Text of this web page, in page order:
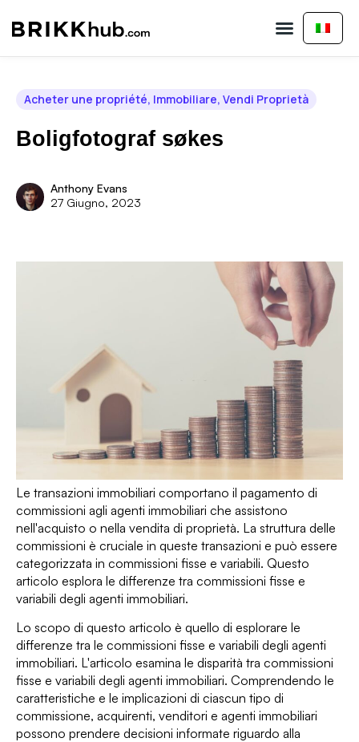
Acheter une propriété, Immobiliare, Vendi Proprietà
Boligfotograf søkes
Anthony Evans
27 Giugno, 2023
Le transazioni immobiliari comportano il pagamento di
commissioni agli agenti immobiliari che assistono
nell'acquisto o nella vendita di proprietà. La struttura delle
commissioni è cruciale in queste transazioni e può essere
categorizzata in commissioni fisse e variabili. Questo
articolo esplora le differenze tra commissioni fisse e
variabili degli agenti immobiliari.
Lo scopo di questo articolo è quello di esplorare le
differenze tra le commissioni fisse e variabili degli agenti
immobiliari. L'articolo esamina le disparità tra commissioni
fisse e variabili degli agenti immobiliari. Comprendendo le
caratteristiche e le implicazioni di ciascun tipo di
commissione, acquirenti, venditori e agenti immobiliari
possono prendere decisioni informate riguardo alla